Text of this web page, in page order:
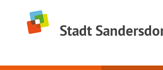
Stadt